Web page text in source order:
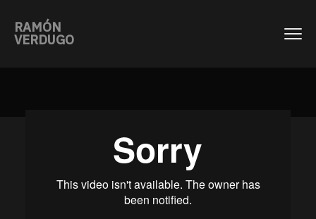
RAMÓN
VERDUGO